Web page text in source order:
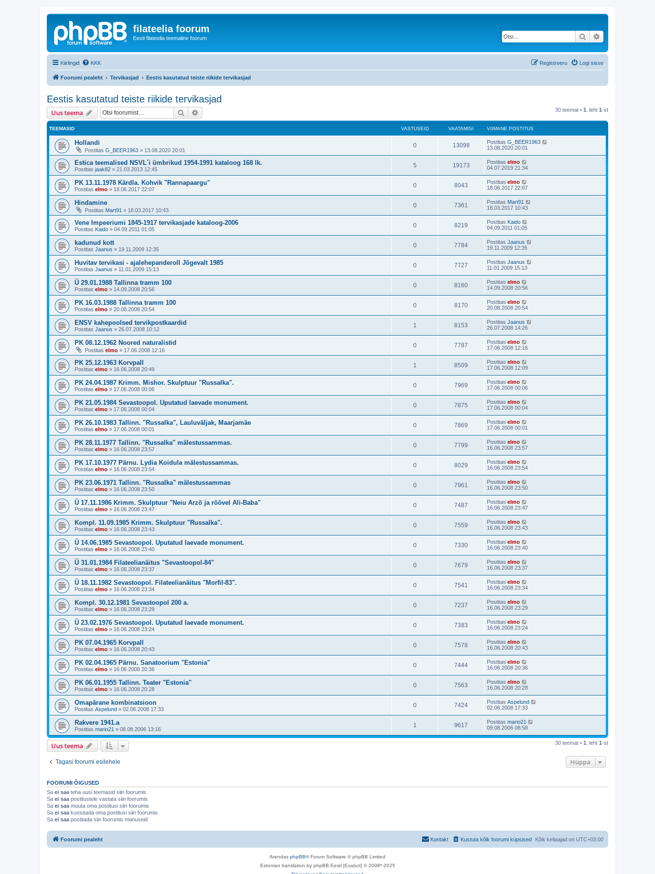
filateelia foorum
Eesti filateelia teemaline foorum Otsi
Kiirlingid KKK Logi sisse
Registreeru
Foorumi pealeht Tervikasjad Eestis kasutatud teiste riikide tervikasjad
Eestis kasutatud teiste riikide tervikasjad
Uus teema Otsi 30 teemat • 1 . leht 1-st
TEEMASID VASTUSEID VAATAMISI VIIMANE POSTITUS
Hollandi
Postitas G_BEER1963 » 13.08.2020 20:01
0 13098 Postitas G_BEER1963
13.08.2020 20:01
Estica teemalised NSVL´i ümbrikud 1954-1991 kataloog 168 lk.
Postitas jaak82 » 21.03.2013 12:45
5 19173 Postitas elmo
04.07.2019 21:34
PK 13.11.1978 Kärdla. Kohvik "Rannapaargu"
Postitas elmo » 18.06.2017 22:07
0 8043 Postitas elmo
18.06.2017 22:07
Hindamine
Postitas Mart91 » 18.03.2017 10:43
0 7361 Postitas Mart91
18.03.2017 10:43
Vene Impeeriumi 1845-1917 tervikasjade kataloog-2006
Postitas Kaido » 04.09.2011 01:05
0 8219 Postitas Kaido
04.09.2011 01:05
kadunud kott
Postitas Jaanus » 19.11.2009 12:35
0 7784 Postitas Jaanus
19.11.2009 12:35
Huvitav tervikasi - ajalehepanderoll Jõgevalt 1985
Postitas Jaanus » 11.01.2009 15:13
0 7727 Postitas Jaanus
11.01.2009 15:13
Ü 29.01.1988 Tallinna tramm 100
Postitas elmo » 14.09.2008 20:56
0 8160 Postitas elmo
14.09.2008 20:56
PK 16.03.1988 Tallinna tramm 100
Postitas elmo » 20.08.2008 20:54
0 8170 Postitas elmo
20.08.2008 20:54
ENSV kahepoolsed tervikpostkaardid
Postitas Jaanus » 26.07.2008 10:12
1 8153 Postitas Jaanus
26.07.2008 14:26
PK 08.12.1962 Noored naturalistid
Postitas elmo » 17.06.2008 12:16
0 7787 Postitas elmo
17.06.2008 12:16
PK 25.12.1963 Korvpall
Postitas elmo » 16.06.2008 20:49
1 8509 Postitas elmo
17.06.2008 12:09
PK 24.04.1987 Krimm. Mishor. Skulptuur "Russalka".
Postitas elmo » 17.06.2008 00:06
0 7969 Postitas elmo
17.06.2008 00:06
PK 21.05.1984 Sevastoopol. Uputatud laevade monument.
Postitas elmo » 17.06.2008 00:04
0 7875 Postitas elmo
17.06.2008 00:04
PK 26.10.1983 Tallinn. "Russalka", Lauluväljak, Maarjamäe
Postitas elmo » 17.06.2008 00:01
0 7869 Postitas elmo
17.06.2008 00:01
PK 28.11.1977 Tallinn. "Russalka" mälestussammas.
Postitas elmo » 16.06.2008 23:57
0 7799 Postitas elmo
16.06.2008 23:57
PK 17.10.1977 Pärnu. Lydia Koidula mälestussammas.
Postitas elmo » 16.06.2008 23:54
0 8029 Postitas elmo
16.06.2008 23:54
PK 23.06.1971 Tallinn. "Russalka" mälestussammas
Postitas elmo » 16.06.2008 23:50
0 7961 Postitas elmo
16.06.2008 23:50
Ü 17.11.1986 Krimm. Skulptuur "Neiu Arzõ ja röövel Ali-Baba"
Postitas elmo » 16.06.2008 23:47
0 7487 Postitas elmo
16.06.2008 23:47
Kompl. 11.09.1985 Krimm. Skulptuur "Russalka".
Postitas elmo » 16.06.2008 23:43
0 7559 Postitas elmo
16.06.2008 23:43
Ü 14.06.1985 Sevastoopol. Uputatud laevade monument.
Postitas elmo » 16.06.2008 23:40
0 7330 Postitas elmo
16.06.2008 23:40
Ü 31.01.1984 Filateelianäitus "Sevastoopol-84"
Postitas elmo » 16.06.2008 23:37
0 7679 Postitas elmo
16.06.2008 23:37
Ü 18.11.1982 Sevastoopol. Filateelianäitus "Morfil-83".
Postitas elmo » 16.06.2008 23:34
0 7541 Postitas elmo
16.06.2008 23:34
Kompl. 30.12.1981 Sevastoopol 200 a.
Postitas elmo » 16.06.2008 23:29
0 7237 Postitas elmo
16.06.2008 23:29
Ü 23.02.1976 Sevastoopol. Uputatud laevade monument.
Postitas elmo » 16.06.2008 23:24
0 7383 Postitas elmo
16.06.2008 23:24
PK 07.04.1965 Korvpall
Postitas elmo » 16.06.2008 20:43
0 7578 Postitas elmo
16.06.2008 20:43
PK 02.04.1965 Pärnu. Sanatoorium "Estonia"
Postitas elmo » 16.06.2008 20:36
0 7444 Postitas elmo
16.06.2008 20:36
PK 06.01.1955 Tallinn. Teater "Estonia"
Postitas elmo » 16.06.2008 20:28
0 7563 Postitas elmo
16.06.2008 20:28
Omapärane kombinatsioon
Postitas Aspelund » 02.06.2008 17:33
0 7424 Postitas Aspelund
02.06.2008 17:33
Rakvere 1941.a
Postitas mario21 » 08.08.2006 13:16
1 9617 Postitas mario21
09.08.2006 08:58
Uus teema 30 teemat • 1 . leht 1-st
Tagasi foorumi esilehele Hüppa
FOORUMI ÕIGUSED
Sa ei saa teha uusi teemasid siin foorumis
Sa ei saa postitustele vastata siin foorumis
Sa ei saa muuta oma postitusi siin foorumis
Sa ei saa kustutada oma postitusi siin foorumis
Sa ei saa postitada siin foorumis manuseid
Foorumi pealeht Kõik kellaajad on UTC+03:00
Kustuta kõik foorumi küpsised
Kontakt
Arendas phpBB® Forum Software © phpBB Limited
Estonian translation by phpBB Eesti [Exabot] © 2008*-2025